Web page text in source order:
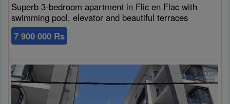
Superb 3-bedroom apartment in Flic en Flac with
swimming pool, elevator and beautiful terraces
7 900 000 Rs